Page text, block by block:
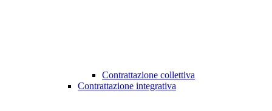
Contrattazione collettiva
Contrattazione integrativa